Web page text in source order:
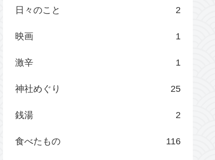
日々のこと 2
映画 1
激辛 1
神社めぐり 25
銭湯 2
食べたもの 116